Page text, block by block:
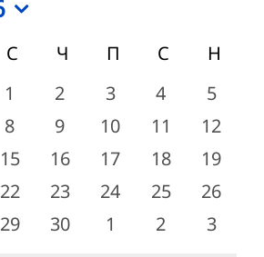
С СРЯДА
Ч ЧЕТВЪРТЪК
П ПЕТЪК
С СЪБОТА
Н
0
събития
1
0
събития
2
0
събития
3
0
събития
4
0
5
0
събития
8
0
събития
9
0
събития
10
0
събития
11
0
12
0
събития
15
0
събития
16
0
събития
17
0
събития
18
0
19
0
събития
22
0
събития
23
0
събития
24
0
събития
25
0
26
0
29
0
30
0
1
0
2
0
3